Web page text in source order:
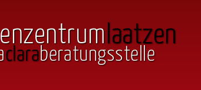
laatzen
claraberatungsstelle